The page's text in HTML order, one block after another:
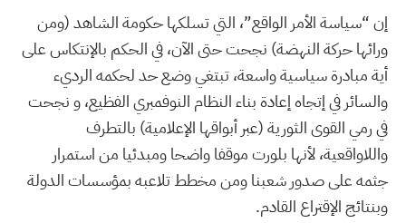
إن “سياسة الأمر الواقع”، التي تسلكها حكومة الشاهد (ومن
ورائها حركة النهضة) نجحت حتى الآن، في الحكم بالإنتكاس على
أية مبادرة سياسية واسعة، تبتغي وضع حد لحكمه الرديء
والسائر في إتجاه إعادة بناء النظام النوفمبري الفظيع، و نجحت
في رمي القوى الثورية (عبر أبواقها الإعلامية) بالتطرف
واللاواقعية، لأنها بلورت موقفا واضحا ومبدئيا من استمرار
جثمه على صدور شعبنا ومن مخطط تلاعبه بمؤسسات الدولة
وبنتائج الإقتراع القادم.